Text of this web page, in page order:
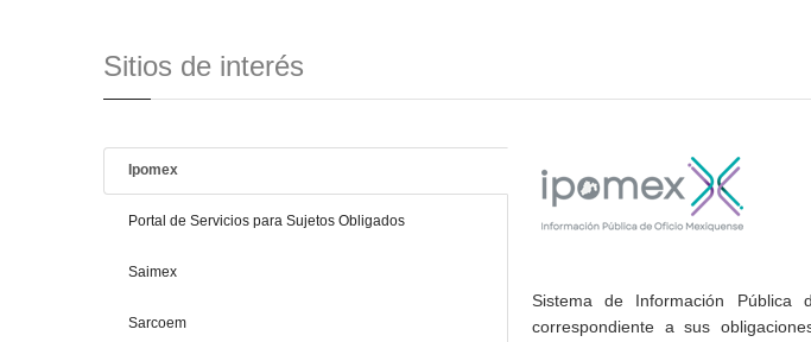
Sitios de interés
Ipomex
Portal de Servicios para Sujetos Obligados
Saimex
Sarcoem
Sistema de Información Pública
correspondiente a sus